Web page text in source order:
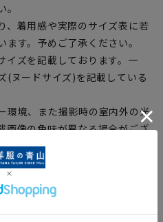
着用感や実際のサイズ表に若
す。予めご了承ください。
ズを記載しております。一
(ヌードサイズ)を記載している
境、また撮影時の室内外の光
画像の色味が異なる場合がござ
庫を共有しております関係
グにより欠品が発生し、ご注文
す。予めご了承ください。
ても、ご注文のタイミングに